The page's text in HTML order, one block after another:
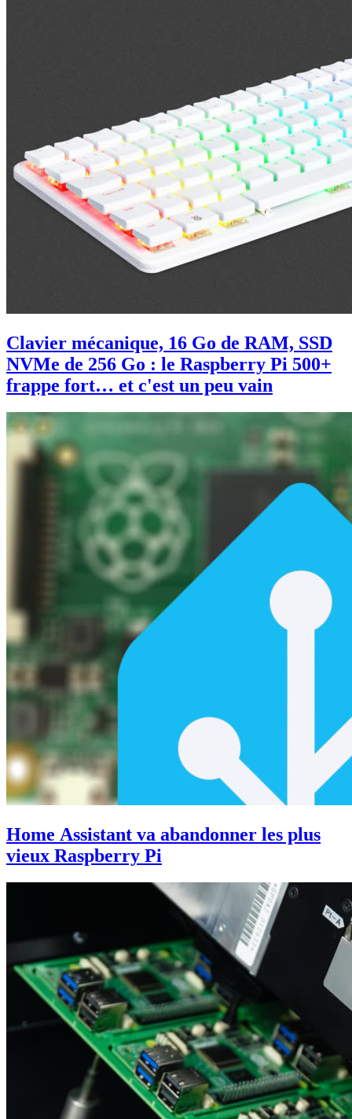
Clavier mécanique, 16 Go de RAM, SSD
NVMe de 256 Go : le Raspberry Pi 500+
frappe fort… et c'est un peu vain
Home Assistant va abandonner les plus
vieux Raspberry Pi